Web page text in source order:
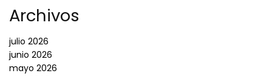
Archivos
julio 2026
junio 2026
mayo 2026